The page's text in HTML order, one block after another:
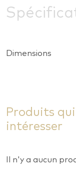
Dimensions
Produits
intéresser
Il n'y a aucun